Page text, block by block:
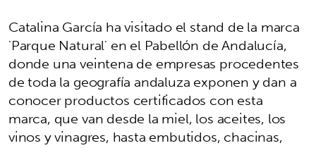
Catalina García ha visitado el stand de la marca
'Parque Natural' en el Pabellón de Andalucía,
donde una veintena de empresas procedentes
de toda la geografía andaluza exponen y dan a
conocer productos certificados con esta
marca, que van desde la miel, los aceites, los
vinos y vinagres, hasta embutidos, chacinas,